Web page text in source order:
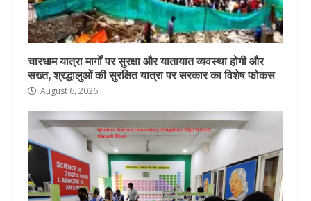
चारधाम यात्रा मार्गों पर सुरक्षा और यातायात व्यवस्था होगी और
सख्त, श्रद्धालुओं की सुरक्षित यात्रा पर सरकार का विशेष फोकस
August 6, 2026